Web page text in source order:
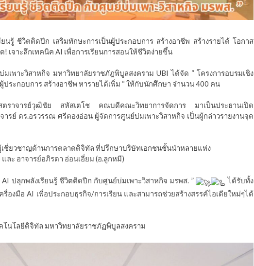
นรู้ ชีวิตติดปีก เสริมทักษะการเป็นผู้ประกอบการ สร้างอาชีพ สร้างรายได้ โอกาส
เจาะลึกเทคนิค AI เพื่อการเรียนการสอนให้ชีวิตง่ายขึ้น
เพาะวิสาหกิจ มหาวิทยาลัยราชภัฎพิบูลสงคราม UBI ได้จัด “ โครงการอบรมเชิง
ระกอบการ สร้างอาชีพ หารายได้เพิ่ม “ ให้กับนักศึกษา จำนวน 400 คน
สตราจารย์วุฒิชัย สหัสเตโช คณบดีคณะวิทยาการจัดการ มาเป็นประธานเปิด
ารย์ ดร.อรวรรณ ศรีตองอ่อน ผู้จัดการศูนย์บ่มเพาะวิสาหกิจ เป็นผู้กล่าวรายงานจุด
เชี่ยวชาญด้านการตลาดดิจิทัล ที่ปรึกษาบริษัทเอกชนชั้นนำหลายแห่ง
ละ อาจารย์อภิรดา อ่อนเอี่ยม (อ.ลูกหมี)
ปลุกพลังเรียนรู้ ชีวิตติดปีก กับศูนย์บ่มเพาะวิสาหกิจ มรพส. ”
ได้รับทั้ง
รื่องมือ AI เพื่อประกอบธุรกิจ/การเรียน และสามารถช่วยสร้างสรรค์ไอเดียใหม่ๆได้
นโลยีดิจิทัล มหาวิทยาลัยราชภัฏพิบูลสงคราม